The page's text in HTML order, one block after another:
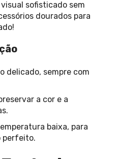
sofisticado sem
dourados para
delicado, sempre com
a cor e a
baixa, para
perfeito.